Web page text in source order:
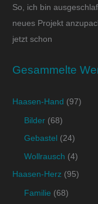
So, ich bin
neues Projekt
jetzt schon
Gesammelte
Haasen-Hand (97)
Bilder (68)
Gebastel (24)
Wollrausch (4)
Haasen-Herz (95)
Familie (68)